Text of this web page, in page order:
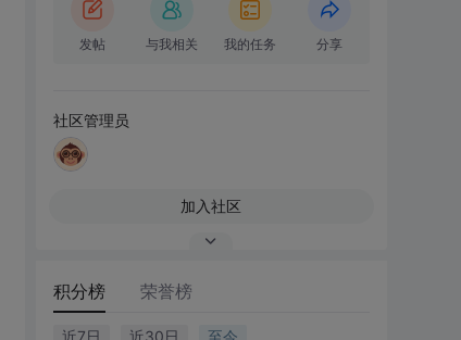
发帖 与我相关 我的任务 分享
社区管理员
加入社区
积分榜 荣誉榜
近7日 近30日 至今